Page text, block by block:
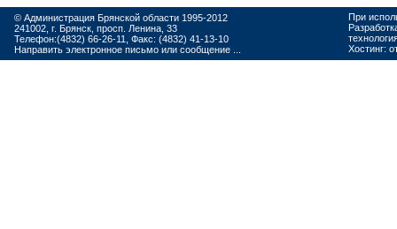
© Администрация Брянской области 1995-2012
241002, г. Брянск, просп. Ленина, 33
Телефон:(4832) 66-26-11, Факс: (4832) 41-13-10
Направить электронное письмо или сообщение ...
При
Хостинг: